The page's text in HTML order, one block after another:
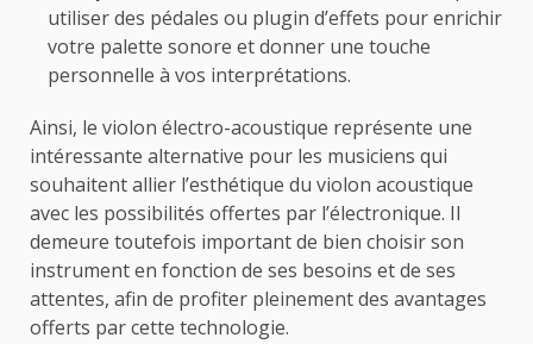
utiliser des pédales ou plugin d’effets pour enrichir
votre palette sonore et donner une touche
personnelle à vos interprétations.
Ainsi, le violon électro-acoustique représente une
intéressante alternative pour les musiciens qui
souhaitent allier l’esthétique du violon acoustique
avec les possibilités offertes par l’électronique. Il
demeure toutefois important de bien choisir son
instrument en fonction de ses besoins et de ses
attentes, afin de profiter pleinement des avantages
offerts par cette technologie.